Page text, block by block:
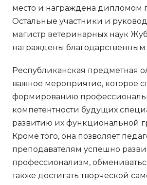
место и награждена дипломом
Остальные участники и
магистр ветеринарных наук
награждены
Республиканская предметная
важное мероприятие, которое
формированию
компетентности будущих
развитию их функциональной
Кроме того, она позволяет
преподавателям успешно
профессионализм,
также достигать творческой